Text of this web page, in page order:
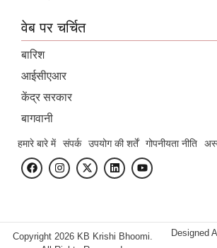
वेब पर चर्चित
बारिश
आईसीएआर
केंद्र सरकार
बागवानी
हमारे बारे में संपर्क उपयोग की शर्तें गोपनीयता नीति
Copyright 2026 KB Krishi Bhoomi.
Designed